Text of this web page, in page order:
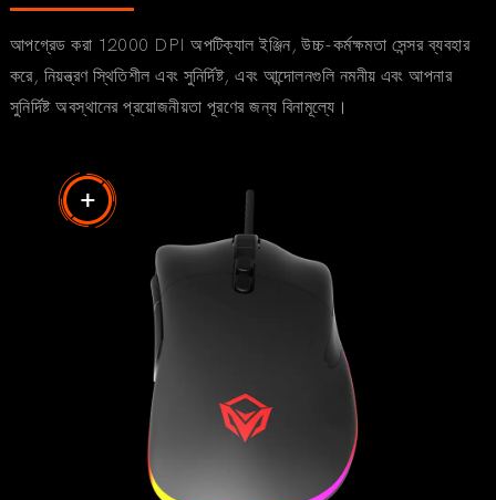
আপগ্রেড করা 12000 DPI অপটিক্যাল ইঞ্জিন, উচ্চ-কর্মক্ষমতা সেন্সর ব্যবহার
করে, নিয়ন্ত্রণ স্থিতিশীল এবং সুনির্দিষ্ট, এবং আন্দোলনগুলি নমনীয় এবং আপনার
সুনির্দিষ্ট অবস্থানের প্রয়োজনীয়তা পূরণের জন্য বিনামূল্যে।